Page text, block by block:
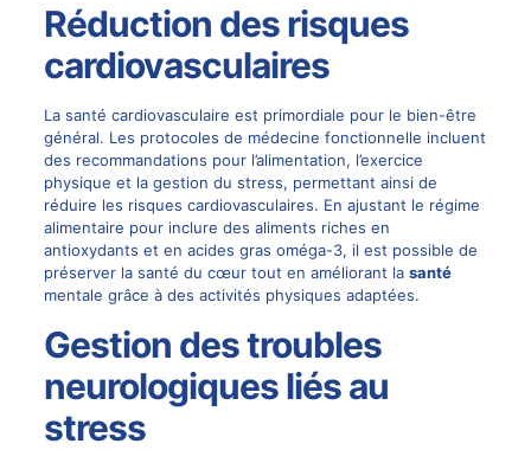
Réduction des risques
cardiovasculaires
La santé cardiovasculaire est primordiale pour le bien-être
général. Les protocoles de médecine fonctionnelle incluent
des recommandations pour l’alimentation, l’exercice
physique et la gestion du stress, permettant ainsi de
réduire les risques cardiovasculaires. En ajustant le régime
alimentaire pour inclure des aliments riches en
antioxydants et en acides gras oméga-3, il est possible de
préserver la santé du cœur tout en améliorant la santé
mentale grâce à des activités physiques adaptées.
Gestion des troubles
neurologiques liés au
stress